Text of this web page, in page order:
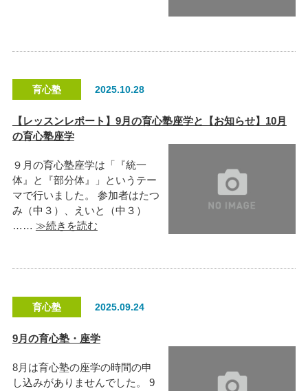
育心塾 2025.10.28
【レッスンレポート】9月の育心塾座学と【お知らせ】10月
の育心塾座学
９月の育心塾座学は「『統一
体』と『部分体』」というテー
マで行いました。 参加者はたつ
み（中３）、えいと（中３）
…… ≫続きを読む
育心塾 2025.09.24
9月の育心塾・座学
8月は育心塾の座学の時間の申
し込みがありませんでした。 9